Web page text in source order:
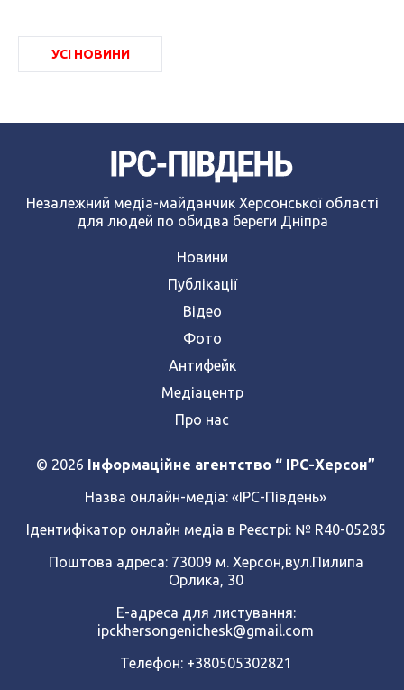
УСІ НОВИНИ
Незалежний медіа-майданчик Херсонської області
для людей по обидва береги Дніпра
Новини
Публікації
Відео
Фото
Антифейк
Медіацентр
Про нас
© 2026 Інформаційне агентство “ IPC-Херсон”
Назва онлайн-медіа: «ІРС-Південь»
Ідентифікатор онлайн медіа в Реєстрі: № R40-05285
Поштова адреса: 73009 м. Херсон,вул.Пилипа
Орлика, 30
Е-адреса для листування:
ipckhersongenichesk@gmail.com
Телефон: +380505302821